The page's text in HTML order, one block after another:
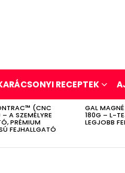
RECEPTEK
(CNC
A SZEMÉLYRE
PRÉMIUM
FEJHALLGATÓ
GAL
180G – L-
LEGJOBB